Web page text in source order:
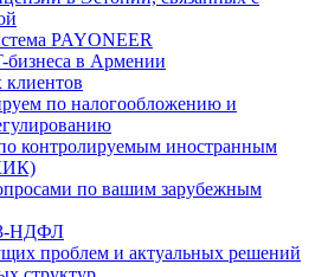
PAYONEER
бизнеса в Армении
клиентов
по налогообложению и
контролируемым иностранным
по вашим зарубежным
НДФЛ
проблем и актуальных решений